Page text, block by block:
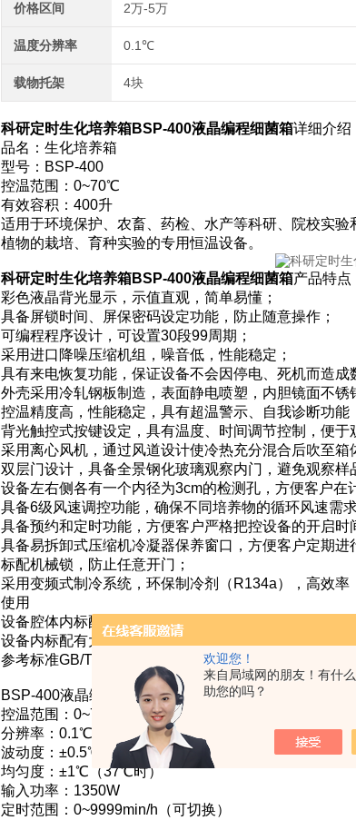
欢迎您！
来自局域网的朋友！有什
助您的吗？
价格区间 2万-5万
温度分辨率 0.1℃
载物托架 4块
科研定时生化培养箱BSP-400液晶编程细菌箱详细介绍
品名：生化培养箱
型号：BSP-400
控温范围：0~70℃
有效容积：400升
适用于环境保护、农畜、药检、水产等科研、院校实
植物的栽培、育种实验的专用恒温设备。
科研定时生化培养箱BSP-400液晶编程细菌箱产品特点
彩色液晶背光显示，示值直观，简单易懂；
具备屏锁时间、屏保密码设定功能，防止随意操作；
可编程程序设计，可设置30段99周期；
采用进口降噪压缩机组，噪音低，性能稳定；
具有来电恢复功能，保证设备不会因停电、死机而造成
外壳采用冷轧钢板制造，表面静电喷塑，内胆镜面不锈
控温精度高，性能稳定，具有超温警示、自我诊断功能
背光触控式按键设定，具有温度、时间调节控制，便于
采用离心风机，通过风道设计使冷热充分混合后吹至箱
双层门设计，具备全景钢化玻璃观察内门，避免观察样
设备左右侧各有一个内径为3cm的检测孔，方便客户在
具备6级风速调控功能，确保不同培养物的循环风速需
具备预约和定时功能，方便客户严格把控设备的开启时
具备易拆卸式压缩机冷凝器保养窗口，方便客户定期进
标配机械锁，防止任意开门；
采用变频式制冷系统，环保制冷剂（R134a），高效
使用
设备腔体内标配220V的防水电源插座，方便客户在箱
设备内标配有大功率照明灯（霉菌培养箱为紫外线杀菌
参考标准GB/T 28851-2012
BSP-400液晶编程生化培养箱技术参数：
控温范围：0~70℃
分辨率：0.1℃
波动度：±0.5℃（加热），±0.7℃（制冷）
均匀度：±1℃（37℃时）
输入功率：1350W
定时范围：0~9999min/h（可切换）